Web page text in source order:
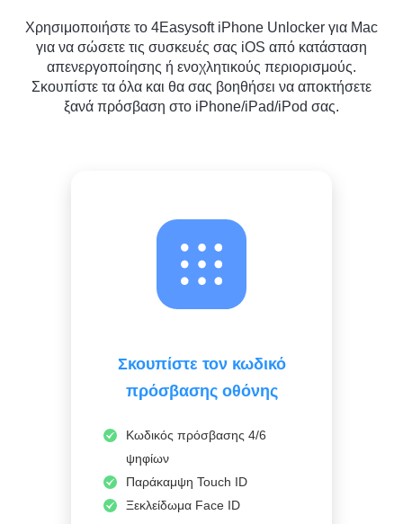
Χρησιμοποιήστε το 4Easysoft iPhone Unlocker για Mac
για να σώσετε τις συσκευές σας iOS από κατάσταση
απενεργοποίησης ή ενοχλητικούς περιορισμούς.
Σκουπίστε τα όλα και θα σας βοηθήσει να αποκτήσετε
ξανά πρόσβαση στο iPhone/iPad/iPod σας.
Σκουπίστε τον κωδικό
πρόσβασης οθόνης
Κωδικός πρόσβασης 4/6
ψηφίων
Παράκαμψη Touch ID
Ξεκλείδωμα Face ID